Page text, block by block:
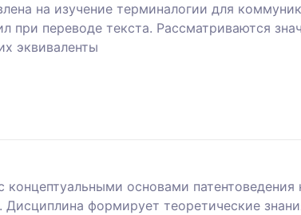
на изучение терминалогии для
при переводе текста. Рассматриваются
эквиваленты
основами
Дисциплина формирует теоретические